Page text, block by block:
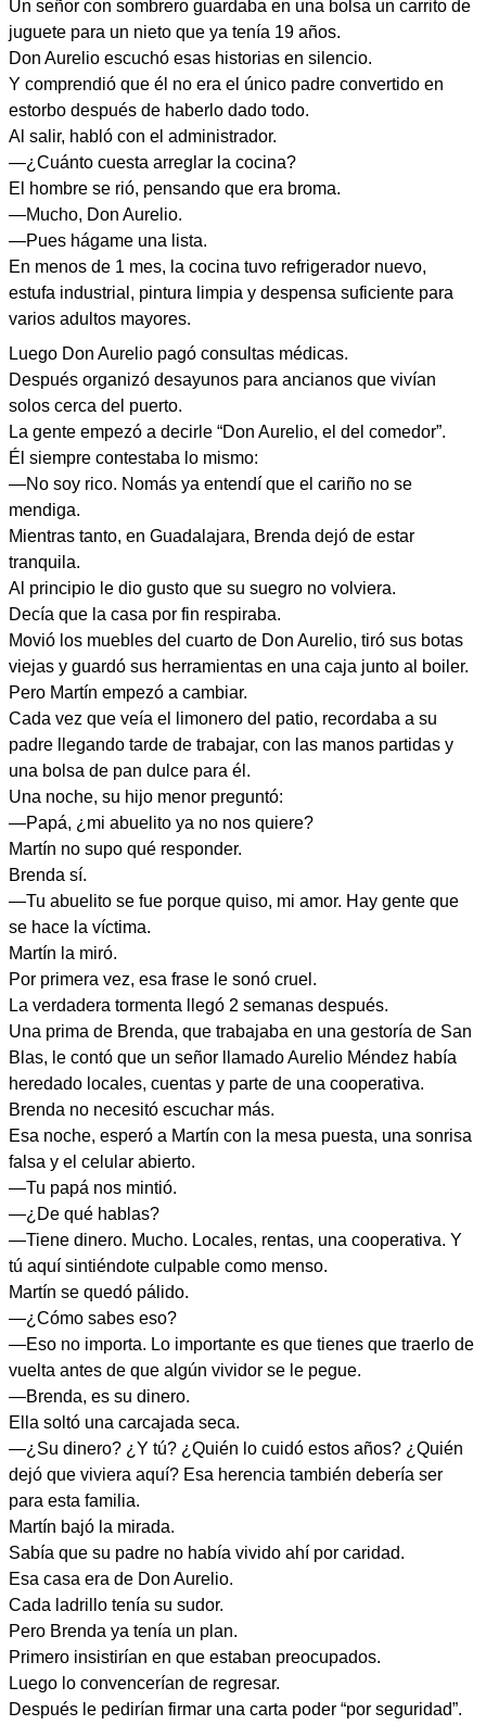
Un señor con sombrero guardaba en una bolsa un carrito de
juguete para un nieto que ya tenía 19 años.
Don Aurelio escuchó esas historias en silencio.
Y comprendió que él no era el único padre convertido en
estorbo después de haberlo dado todo.
Al salir, habló con el administrador.
—¿Cuánto cuesta arreglar la cocina?
El hombre se rió, pensando que era broma.
—Mucho, Don Aurelio.
—Pues hágame una lista.
En menos de 1 mes, la cocina tuvo refrigerador nuevo,
estufa industrial, pintura limpia y despensa suficiente para
varios adultos mayores.
Luego Don Aurelio pagó consultas médicas.
Después organizó desayunos para ancianos que vivían
solos cerca del puerto.
La gente empezó a decirle “Don Aurelio, el del comedor”.
Él siempre contestaba lo mismo:
—No soy rico. Nomás ya entendí que el cariño no se
mendiga.
Mientras tanto, en Guadalajara, Brenda dejó de estar
tranquila.
Al principio le dio gusto que su suegro no volviera.
Decía que la casa por fin respiraba.
Movió los muebles del cuarto de Don Aurelio, tiró sus botas
viejas y guardó sus herramientas en una caja junto al boiler.
Pero Martín empezó a cambiar.
Cada vez que veía el limonero del patio, recordaba a su
padre llegando tarde de trabajar, con las manos partidas y
una bolsa de pan dulce para él.
Una noche, su hijo menor preguntó:
—Papá, ¿mi abuelito ya no nos quiere?
Martín no supo qué responder.
Brenda sí.
—Tu abuelito se fue porque quiso, mi amor. Hay gente que
se hace la víctima.
Martín la miró.
Por primera vez, esa frase le sonó cruel.
La verdadera tormenta llegó 2 semanas después.
Una prima de Brenda, que trabajaba en una gestoría de San
Blas, le contó que un señor llamado Aurelio Méndez había
heredado locales, cuentas y parte de una cooperativa.
Brenda no necesitó escuchar más.
Esa noche, esperó a Martín con la mesa puesta, una sonrisa
falsa y el celular abierto.
—Tu papá nos mintió.
—¿De qué hablas?
—Tiene dinero. Mucho. Locales, rentas, una cooperativa. Y
tú aquí sintiéndote culpable como menso.
Martín se quedó pálido.
—¿Cómo sabes eso?
—Eso no importa. Lo importante es que tienes que traerlo de
vuelta antes de que algún vividor se le pegue.
—Brenda, es su dinero.
Ella soltó una carcajada seca.
—¿Su dinero? ¿Y tú? ¿Quién lo cuidó estos años? ¿Quién
dejó que viviera aquí? Esa herencia también debería ser
para esta familia.
Martín bajó la mirada.
Sabía que su padre no había vivido ahí por caridad.
Esa casa era de Don Aurelio.
Cada ladrillo tenía su sudor.
Pero Brenda ya tenía un plan.
Primero insistirían en que estaban preocupados.
Luego lo convencerían de regresar.
Después le pedirían firmar una carta poder “por seguridad”.